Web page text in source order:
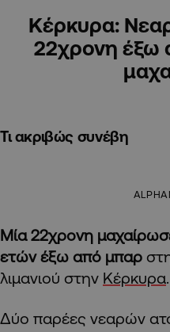
Κέρκυρα:
22χρονη έξω
Τι ακριβώς συνέβη
Μία 22χρονη
ετών έξω από μπαρ
λιμανιού στην Κέρκυρα.
Δύο παρέες νεαρών